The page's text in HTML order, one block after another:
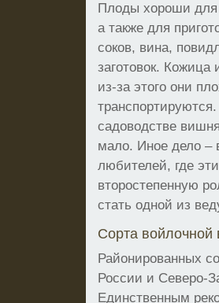
Плоды хороши для
а также для
соков, вина,
заготовок. Кожица
из-за этого они
садоводстве
мало. Иное дело –
любителей, где
второстепенную
стать одной из
Сорта войлочной
Районированных
России и Северо-
Единственным